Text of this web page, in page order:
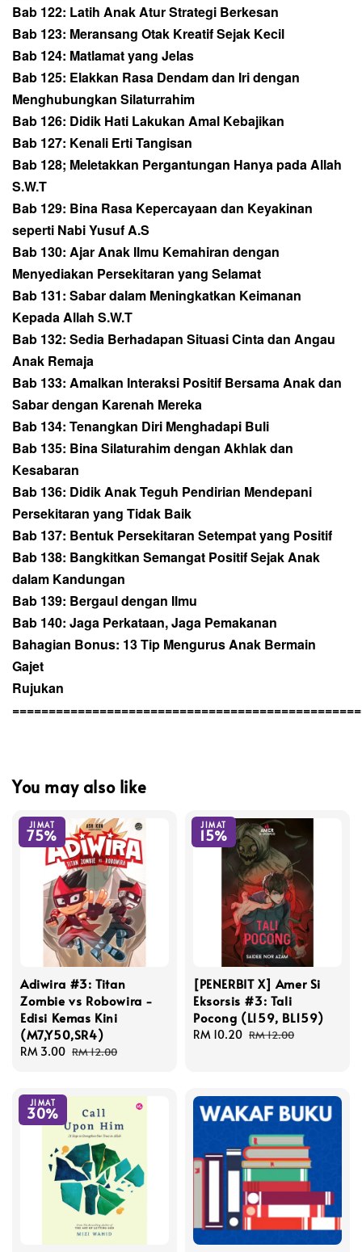
Bab 122: Latih Anak Atur Strategi Berkesan
Bab 123: Meransang Otak Kreatif Sejak Kecil
Bab 124: Matlamat yang Jelas
Bab 125: Elakkan Rasa Dendam dan Iri dengan
Menghubungkan Silaturrahim
Bab 126: Didik Hati Lakukan Amal Kebajikan
Bab 127: Kenali Erti Tangisan
Bab 128; Meletakkan Pergantungan Hanya pada Allah
S.W.T
Bab 129: Bina Rasa Kepercayaan dan Keyakinan
seperti Nabi Yusuf A.S
Bab 130: Ajar Anak Ilmu Kemahiran dengan
Menyediakan Persekitaran yang Selamat
Bab 131: Sabar dalam Meningkatkan Keimanan
Kepada Allah S.W.T
Bab 132: Sedia Berhadapan Situasi Cinta dan Angau
Anak Remaja
Bab 133: Amalkan Interaksi Positif Bersama Anak dan
Sabar dengan Karenah Mereka
Bab 134: Tenangkan Diri Menghadapi Buli
Bab 135: Bina Silaturahim dengan Akhlak dan
Kesabaran
Bab 136: Didik Anak Teguh Pendirian Mendepani
Persekitaran yang Tidak Baik
Bab 137: Bentuk Persekitaran Setempat yang Positif
Bab 138: Bangkitkan Semangat Positif Sejak Anak
dalam Kandungan
Bab 139: Bergaul dengan Ilmu
Bab 140: Jaga Perkataan, Jaga Pemakanan
Bahagian Bonus: 13 Tip Mengurus Anak Bermain
Gajet
Rujukan
You may also like
JIMAT
75%
Adiwira #3: Titan
Zombie vs Robowira -
Edisi Kemas Kini
(M7,Y50,SR4)
Sale
RM 3.00 Regular
RM 12.00
JIMAT
15%
[PENERBIT X] Amer Si
Eksorsis #3: Tali
Pocong (L159, BL159)
Sale
RM 10.20 Regular
RM 12.00
JIMAT
30%